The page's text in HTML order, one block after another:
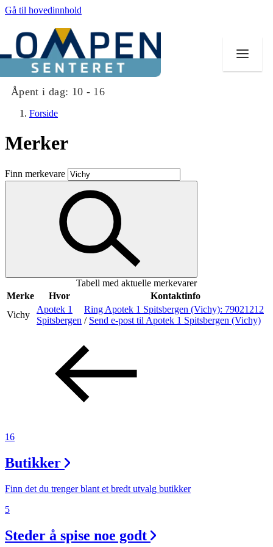
Gå til hovedinnhold
Åpent i dag: 10 - 16
Butikker
Mat og drikke
Aktiviteter
Inspirasjon
Åpningstider
Magasin
Gavekort
Forside
Merker
Finn merkevare
Tabell med aktuelle merkevarer
Merke
Hvor
Kontaktinfo
Vichy
Apotek 1
Spitsbergen
Ring Apotek 1 Spitsbergen (Vichy): 79021212
/ Send e-post til Apotek 1 Spitsbergen (Vichy)
16
Butikker
Finn det du trenger blant et bredt utvalg butikker
5
Steder å spise noe godt